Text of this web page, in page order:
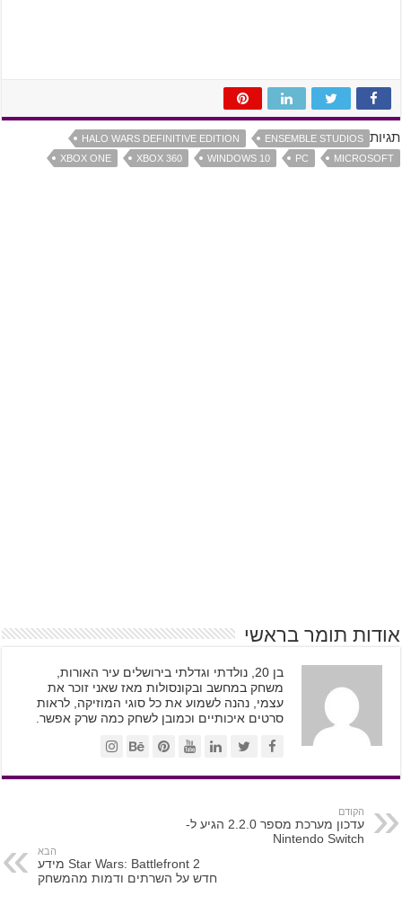
תגיות ENSEMBLE STUDIOS
HALO WARS DEFINITIVE EDITION
MICROSOFT
PC
WINDOWS 10
XBOX 360
XBOX ONE
אודות תומר בראשי
בן 20, נולדתי וגדלתי בירושלים עיר האורות,
משחק במחשב ובקונסולות מאז שאני זוכר את
עצמי, נהנה לשמוע את כל סוגי המוזיקה, לראות
סרטים איכותיים וכמובן לשחק כמה שרק אפשר.
הקודם
עדכון מערכת מספר 2.2.0 הגיע ל-
Nintendo Switch
הבא
Star Wars: Battlefront 2 מידע
חדש על השרתים ודמות מהמשחק